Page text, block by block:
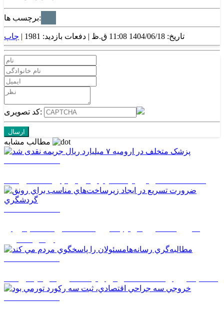
برچسب ها:
تاریخ: 1404/06/18 11:08 ق.ظ | دفعات بازدید: 1981 | چاپ
کد تصویری: